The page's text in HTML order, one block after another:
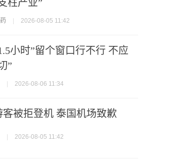
柱产业”
| 2026-08-05 11:42
小时”留个窗口行不行 不应
”
| 2026-08-06 11:34
客被拒登机 泰国机场致歉
| 2026-08-05 11:42